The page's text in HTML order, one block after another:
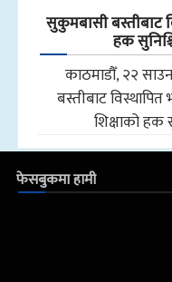
सुकुमबासी बस्तीबाट
हक
काठमाडौँ, २२
बस्तीबाट
शिक्षाको हक
फेसबुकमा हामी